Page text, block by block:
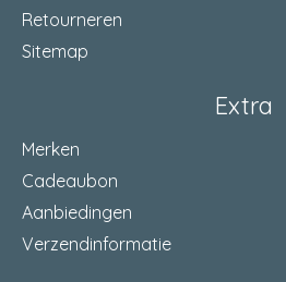
Retourneren
Sitemap
Extra
Merken
Cadeaubon
Aanbiedingen
Verzendinformatie